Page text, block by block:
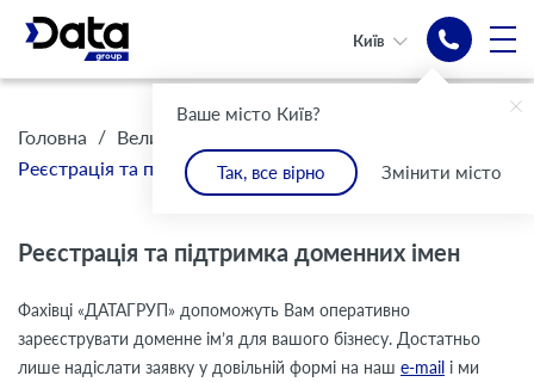
Ваше місто Київ?
Так, все вірно Змінити місто
Київ
Головна / Великому бізнесу
Реєстрація та підтримка доменних імен
Реєстрація та підтримка доменних імен
Фахівці «ДАТАГРУП» допоможуть Вам оперативно
зареєструвати доменне ім’я для вашого бізнесу. Достатньо
лише надіслати заявку у довільній формі на наш e-mail і ми